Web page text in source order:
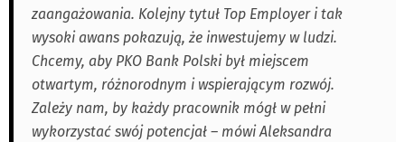
zaangażowania. Kolejny tytuł Top Employer i tak
wysoki awans pokazują, że inwestujemy w ludzi.
Chcemy, aby PKO Bank Polski był miejscem
otwartym, różnorodnym i wspierającym rozwój.
Zależy nam, by każdy pracownik mógł w pełni
wykorzystać swój potencjał – mówi Aleksandra